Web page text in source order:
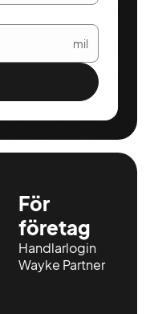
mil
För
företag
Handlarlogin
Wayke Partner